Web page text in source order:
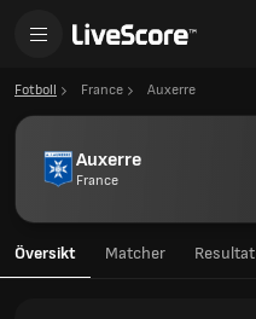
Fotboll France Auxerre
Auxerre
France
Översikt Matcher Resultat